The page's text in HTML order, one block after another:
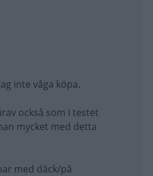
inte våga köpa.
också som i testet
mycket med detta
med däck/på